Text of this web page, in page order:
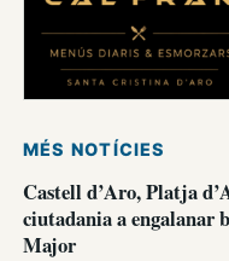
MÉS NOTÍCIES
Castell d’Aro, Platja
ciutadania a engalanar
Major